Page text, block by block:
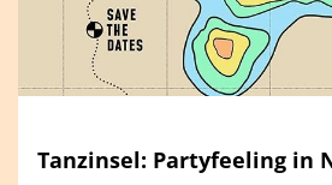
Tanzinsel: Partyfeeling in